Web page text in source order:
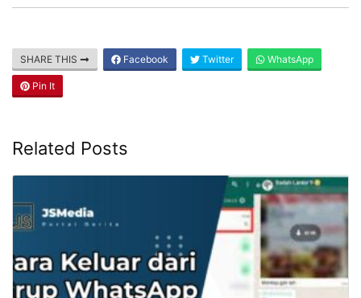
SHARE THIS Facebook Twitter WhatsApp
Pin It
Related Posts